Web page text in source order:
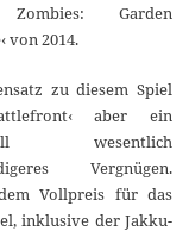
Zombies: Garden
von 2014.
zu diesem Spiel
aber ein
wesentlich
Vergnügen.
Vollpreis für das
inklusive der Jakku-